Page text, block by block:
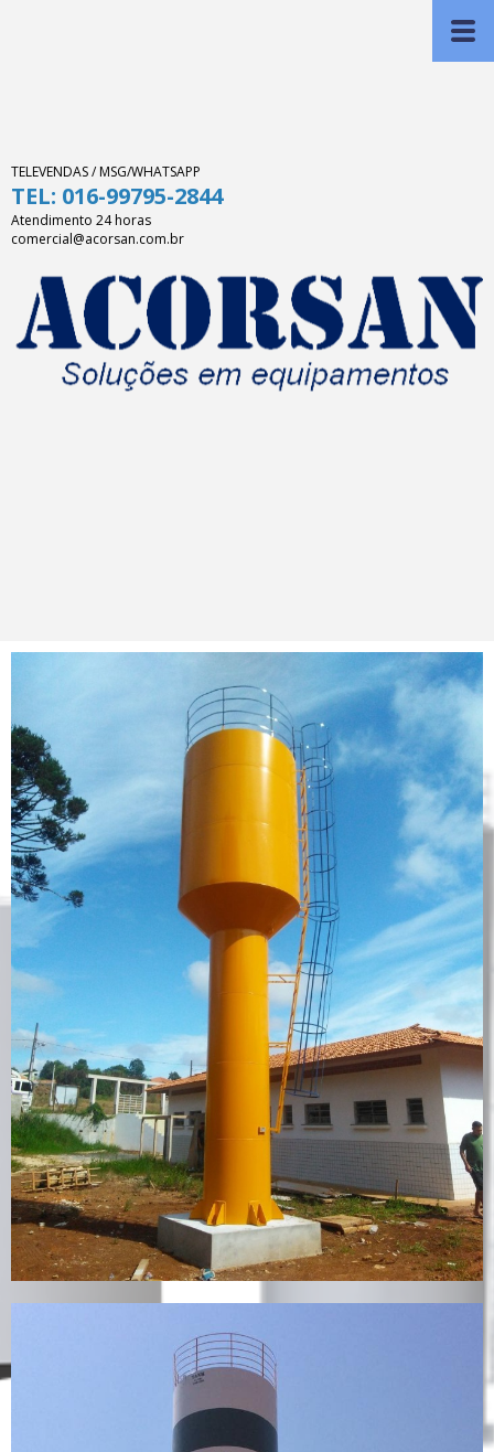
TELEVENDAS / MSG/WHATSAPP
TEL: 016-99795-2844
Atendimento 24 horas
comercial@acorsan.com.br